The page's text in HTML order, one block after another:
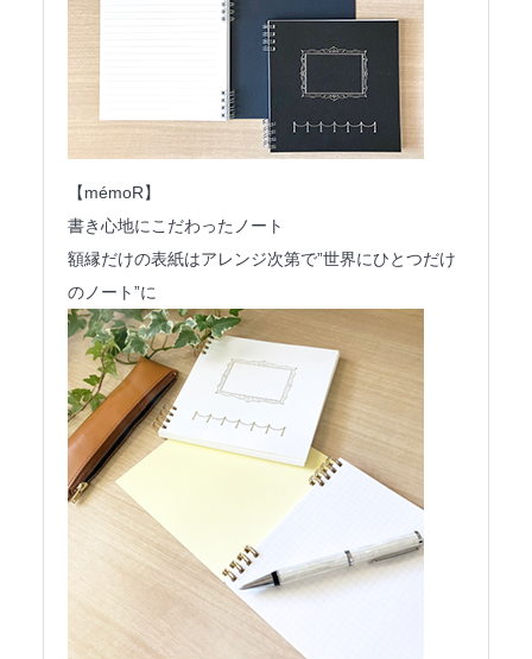
【mémoR】
書き心地にこだわったノート
額縁だけの表紙はアレンジ次第で”世界にひとつだけ
のノート”に